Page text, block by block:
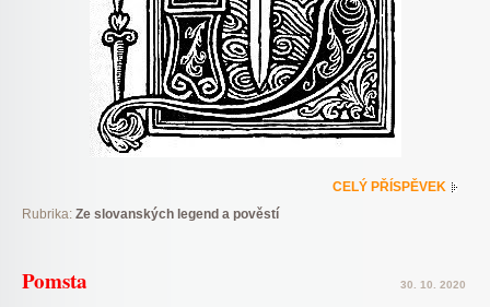
CELÝ PŘÍSPĚVEK
Rubrika: Ze slovanských legend a pověstí
Pomsta 30. 10. 2020